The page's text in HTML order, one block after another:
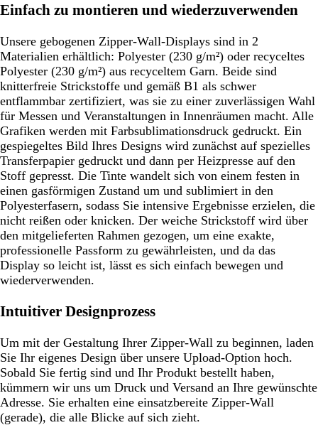
Einfach zu montieren und wiederzuverwenden
Unsere gebogenen Zipper-Wall-Displays sind in 2
Materialien erhältlich: Polyester (230 g/m²) oder recyceltes
Polyester (230 g/m²) aus recyceltem Garn. Beide sind
knitterfreie Strickstoffe und gemäß B1 als schwer
entflammbar zertifiziert, was sie zu einer zuverlässigen Wahl
für Messen und Veranstaltungen in Innenräumen macht. Alle
Grafiken werden mit Farbsublimationsdruck gedruckt. Ein
gespiegeltes Bild Ihres Designs wird zunächst auf spezielles
Transferpapier gedruckt und dann per Heizpresse auf den
Stoff gepresst. Die Tinte wandelt sich von einem festen in
einen gasförmigen Zustand um und sublimiert in den
Polyesterfasern, sodass Sie intensive Ergebnisse erzielen, die
nicht reißen oder knicken. Der weiche Strickstoff wird über
den mitgelieferten Rahmen gezogen, um eine exakte,
professionelle Passform zu gewährleisten, und da das
Display so leicht ist, lässt es sich einfach bewegen und
wiederverwenden.
Intuitiver Designprozess
Um mit der Gestaltung Ihrer Zipper-Wall zu beginnen, laden
Sie Ihr eigenes Design über unsere Upload-Option hoch.
Sobald Sie fertig sind und Ihr Produkt bestellt haben,
kümmern wir uns um Druck und Versand an Ihre gewünschte
Adresse. Sie erhalten eine einsatzbereite Zipper-Wall
(gerade), die alle Blicke auf sich zieht.